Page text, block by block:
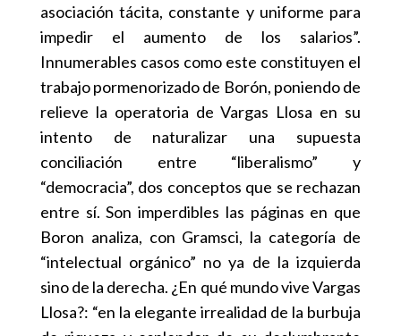
asociación tácita, constante y uniforme para
impedir el aumento de los salarios”.
Innumerables casos como este constituyen el
trabajo pormenorizado de Borón, poniendo de
relieve la operatoria de Vargas Llosa en su
intento de naturalizar una supuesta
conciliación entre “liberalismo” y
“democracia”, dos conceptos que se rechazan
entre sí. Son imperdibles las páginas en que
Boron analiza, con Gramsci, la categoría de
“intelectual orgánico” no ya de la izquierda
sino de la derecha. ¿En qué mundo vive Vargas
Llosa?: “en la elegante irrealidad de la burbuja